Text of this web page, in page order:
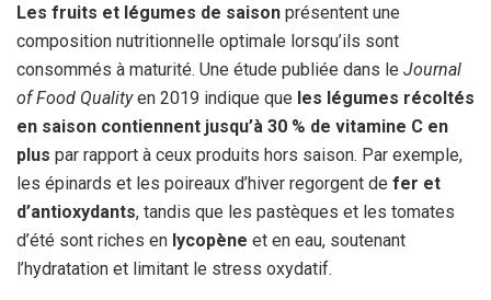
Les fruits et légumes de saison présentent une
composition nutritionnelle optimale lorsqu’ils sont
consommés à maturité. Une étude publiée dans le Journal
of Food Qualityen 2019 indique que les légumes récoltés
en saison contiennent jusqu’à 30 % de vitamine C en
plus par rapport à ceux produits hors saison. Par exemple,
les épinards et les poireaux d’hiver regorgent de fer et
d’antioxydants, tandis que les pastèques et les tomates
d’été sont riches en lycopène et en eau, soutenant
l’hydratation et limitant le stress oxydatif.